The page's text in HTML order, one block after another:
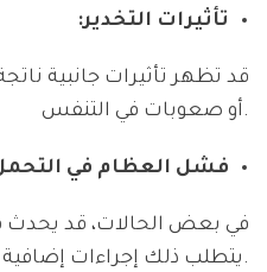
تأثيرات التخدير:
قد تظهر تأثيرات جانبية
أو صعوبات في التنفس.
فشل العظام في
في بعض الحالات، قد
يتطلب ذلك إجراءات إضافية.